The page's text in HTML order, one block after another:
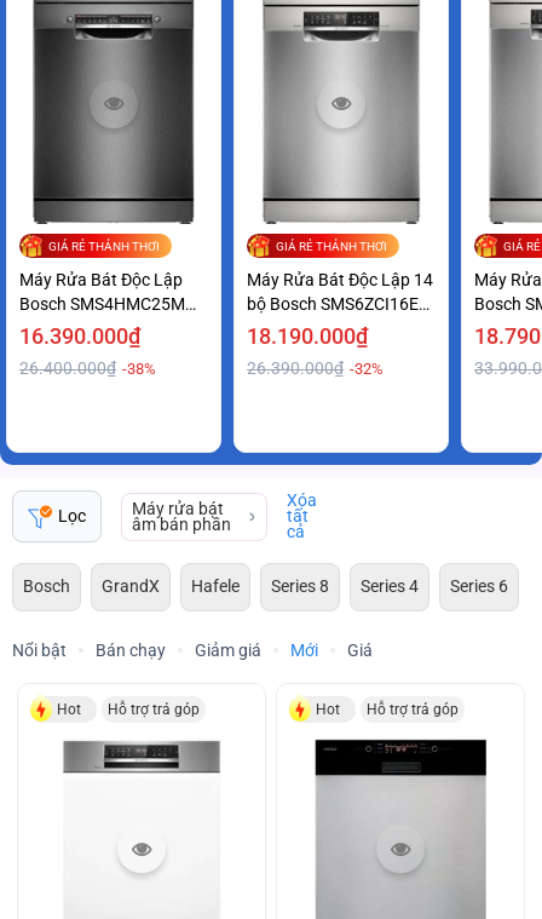
GIÁ RẺ THẢNH THƠI
Máy Rửa Bát Độc Lập
Bosch SMS4HMC25M
Series 4 Tiện Lợi Giá Ưu
16.390.000₫
26.400.000₫ -38%
GIÁ RẺ THẢNH THƠI
Máy Rửa Bát Độc Lập 14
bộ Bosch SMS6ZCI16E
series 6 Sạch Khô Hoàn
18.190.000₫
26.390.000₫ -32%
GIÁ
Máy
Bosch
Series 6
Lọc
Máy rửa bát
âm bán phần
Xóa
tất
cả
Bosch GrandX Hafele Series 8 Series 4 Series 6
Nổi bật Bán chạy Giảm giá Mới Giá
Hot Hỗ trợ trả góp Hot Hỗ trợ trả góp